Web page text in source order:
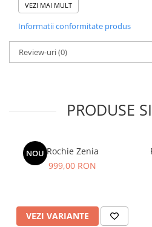
Instructiuni de intretinere
Va rugam verificati eticheta
Modelul are inaltimea de 164 cm.
Va rugam sa retineti ca o usoara
sa fie acceptabila datorita luminii si
VEZI MAI MULT
Informatii conformitate produs
Review-uri(0)
PRODUSE
NOU Rochie Zenia
999,00 RON
VEZI VARIANTE